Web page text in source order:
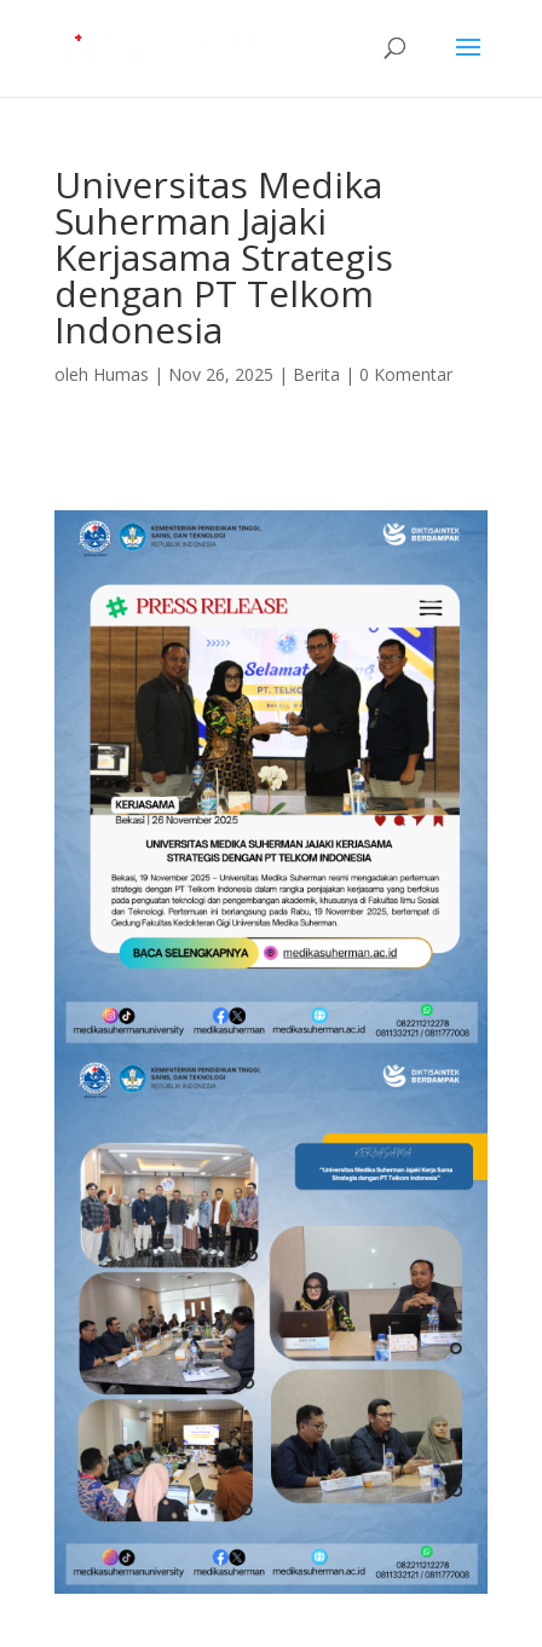
Universitas Medika
Suherman Jajaki
Kerjasama Strategis
dengan PT Telkom
Indonesia
oleh Humas | Nov 26, 2025 | Berita | 0 Komentar